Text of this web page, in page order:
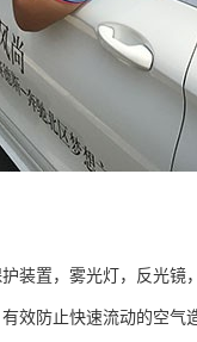
装置，雾光灯，反光镜
效防止快速流动的空气